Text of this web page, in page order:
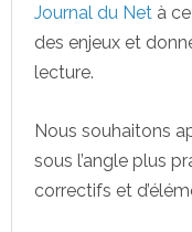
Journal du Net à
des enjeux et
lecture.
Nous souhaitons
sous l’angle plus
correctifs et